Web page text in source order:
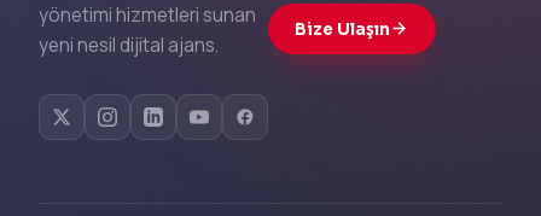
yönetimi hizmetleri sunan
yeni nesil dijital ajans.
Bize Ulaşın